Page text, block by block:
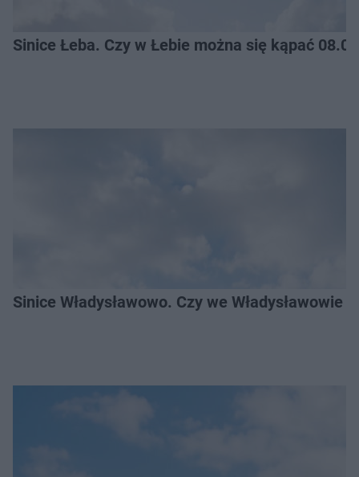
Sinice Łeba. Czy w Łebie można się kąpać
Sinice Władysławowo. Czy we